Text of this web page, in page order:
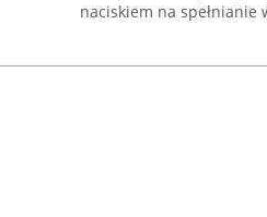
naciskiem na spełnianie